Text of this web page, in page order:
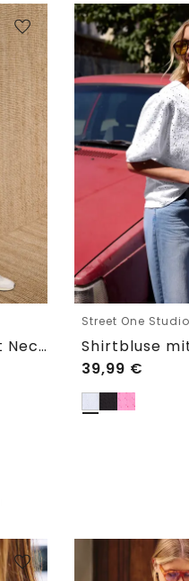
Basic Shirt mit Boat Neck und Elastikbund
Street One Studio
39,99 €